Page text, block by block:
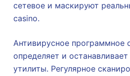
сетевое и маскируют
casino.
Антивирусное программное
определяет и
утилиты. Регулярное